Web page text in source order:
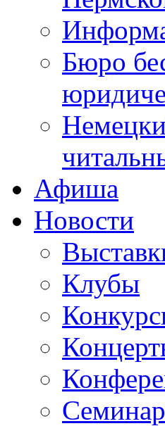
Бюро
Афиша
Новости
Клубы